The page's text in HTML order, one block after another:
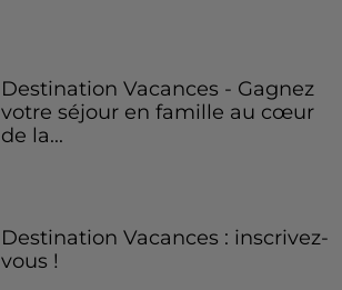
Destination Vacances - Gagnez
votre séjour en famille au cœur
de la...
Destination Vacances : inscrivez-
vous !